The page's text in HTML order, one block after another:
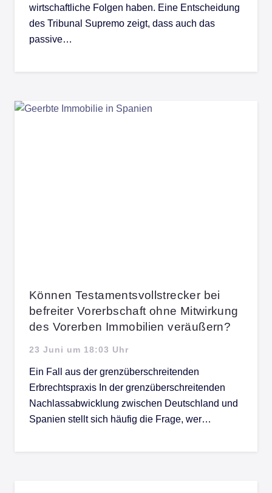
wirtschaftliche Folgen haben. Eine Entscheidung
des Tribunal Supremo zeigt, dass auch das
passive…
Können Testamentsvollstrecker bei
befreiter Vorerbschaft ohne Mitwirkung
des Vorerben Immobilien veräußern?
23 Juni um 18:03 Uhr
Ein Fall aus der grenzüberschreitenden
Erbrechtspraxis In der grenzüberschreitenden
Nachlassabwicklung zwischen Deutschland und
Spanien stellt sich häufig die Frage, wer…